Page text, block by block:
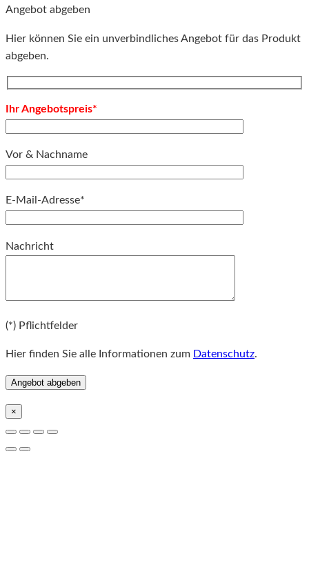
Angebot abgeben
Hier können Sie ein unverbindliches Angebot für das Produkt
abgeben.
Ihr Angebotspreis*
Vor & Nachname
E-Mail-Adresse*
Nachricht
(*) Pflichtfelder
Hier finden Sie alle Informationen zum Datenschutz.
×